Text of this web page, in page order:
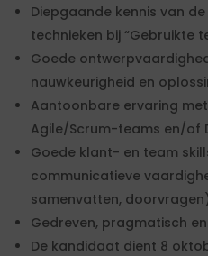
Diepgaande kennis van
technieken bij “Gebruikte
Goede
nauwkeurigheid en
Aantoonbare ervaring
Agile/Scrum-teams en/of
Goede klant- en team
communicatieve
samenvatten,
Gedreven, pragmatisch
De kandidaat dient 8